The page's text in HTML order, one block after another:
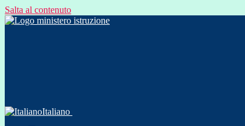
Salta al contenuto
Italiano